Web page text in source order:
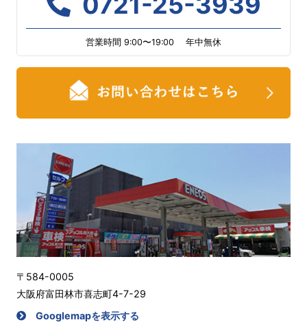
営業時間 9:00〜19:00 年中無休
〒584-0005
大阪府富田林市喜志町4-7-29
Googlemapを表示する